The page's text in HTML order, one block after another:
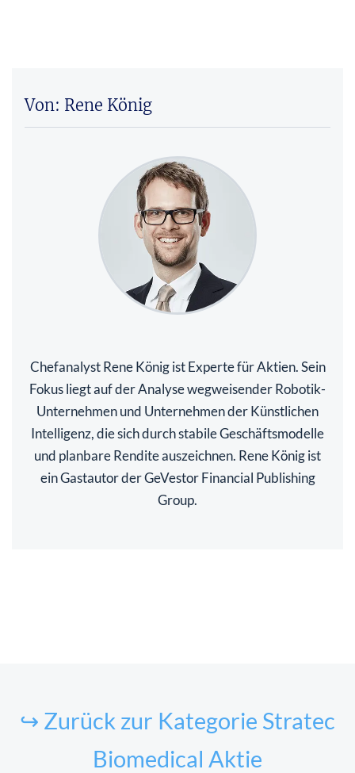
Von: Rene König
Chefanalyst Rene König ist Experte für Aktien. Sein
Fokus liegt auf der Analyse wegweisender Robotik-
Unternehmen und Unternehmen der Künstlichen
Intelligenz, die sich durch stabile Geschäftsmodelle
und planbare Rendite auszeichnen. Rene König ist
ein Gastautor der GeVestor Financial Publishing
Group.
↪ Zurück zur Kategorie Stratec
Biomedical Aktie